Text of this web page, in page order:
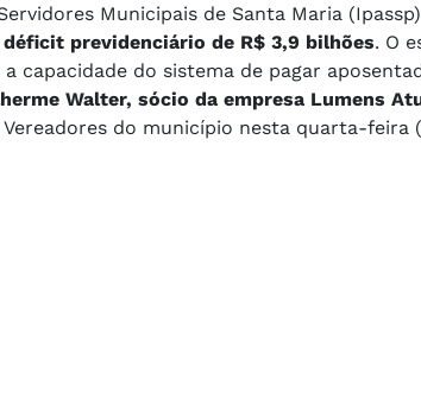
Municipais de Santa Maria
previdenciário de R$ 3,9 bilhões. O
capacidade do sistema de pagar
Walter, sócio da empresa Lumens
do município nesta quarta-feira